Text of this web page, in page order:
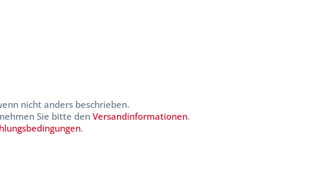
nicht anders beschrieben.
Sie bitte den Versandinformationen.
.